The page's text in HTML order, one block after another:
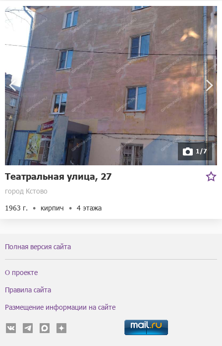
1/7
Театральная улица, 27
город Кстово
1963 г.
кирпич 4 этажа
Полная версия сайта
О проекте
Правила сайта
Размещение информации на сайте